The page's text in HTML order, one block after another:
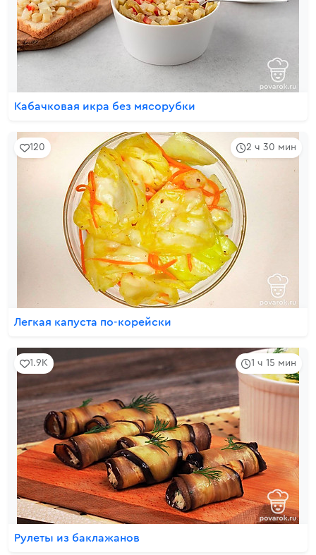
Кабачковая икра без мясорубки
2 ч 30 мин
120
Легкая капуста по-корейски
1 ч 15 мин
1.9K
Рулеты из баклажанов